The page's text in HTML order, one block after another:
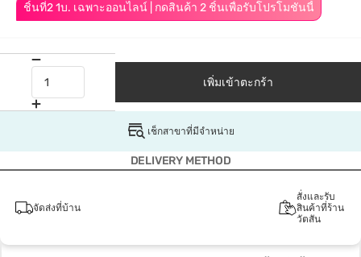
ชิ้นที่2 1บ. เฉพาะออนไลน์ | กดสินค้า 2 ชิ้นเพื่อรับโปรโมชันนี้
เพิ่มเข้าตะกร้า
เช็กสาขาที่มีจำหน่าย
DELIVERY METHOD
จัดส่งที่บ้าน
สั่งและรับ
สินค้าที่ร้าน
วัตสัน